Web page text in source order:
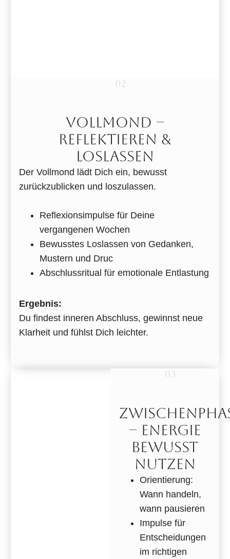
VOLLMOND –
REFLEKTIEREN &
LOSLASSEN
02
Der Vollmond lädt Dich ein, bewusst
zurückzublicken und loszulassen.
Reflexionsimpulse für Deine
vergangenen Wochen
Bewusstes Loslassen von Gedanken,
Mustern und Druc
Abschlussritual für emotionale Entlastung
Ergebnis:
Du findest inneren Abschluss, gewinnst neue
Klarheit und fühlst Dich leichter.
– ENERGIE
BEWUSST
NUTZEN
03
Orientierung:
Wann handeln,
wann pausieren
Impulse für
Entscheidungen
im richtigen